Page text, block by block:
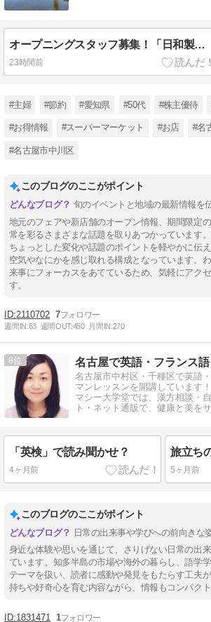
オープニングスタッフ募集！「日和製麺太平通店」9月1日オープン！
23時間前
#主婦 #節約 #愛知県 #50代 #株主優待
#お得情報 #スーパーマーケット #お店 #名
#名古屋市中川区
このブログのここがポイント
旬のイベントと地域の最新情報を
地元のフェアや新店舗のオープン情報、期間限定
常を彩るさまざまな話題を取りあつかっています。
ちょっとした変化や話題のポイントを軽やかに伝
空気やなにかを感じ取れる構成となっています。
来事にフォーカスをあてているため、気軽にアク
す。
2110702 7
週間IN:63 週間OUT:450 月間IN:270
8
名古屋市中村区・千種区で英語
マンレッスンを開講しています
マシー大学堂では、漢方相談・
ト・ネット通販で、健康と美を
「英検」で読み聞かせ？
4ヶ月前
旅立ち
5ヶ月前
このブログのここがポイント
日常の出来事や学びへの前向きな
身近な体験や思いを通じて、さりげない日常の出
ています。知多半島の市場や海外の暮らし、語学
テーマを扱い、読者に感動や発見をもたらす工夫
持ちや好奇心を育む内容ながら、情報もコンパクト
1831471 1